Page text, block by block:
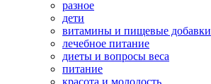
разное
дети
витамины и пищевые добавки
лечебное питание
диеты и вопросы веса
питание
красота и молодость